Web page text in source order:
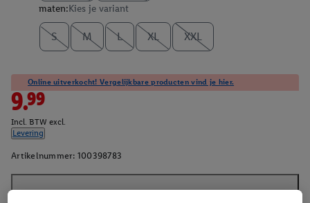
maten:Kies je variant
S M L XL XXL
Online uitverkocht! Vergelijkbare producten vind je hier.
9.99
Incl. BTW excl.
Levering
Artikelnummer: 100398783